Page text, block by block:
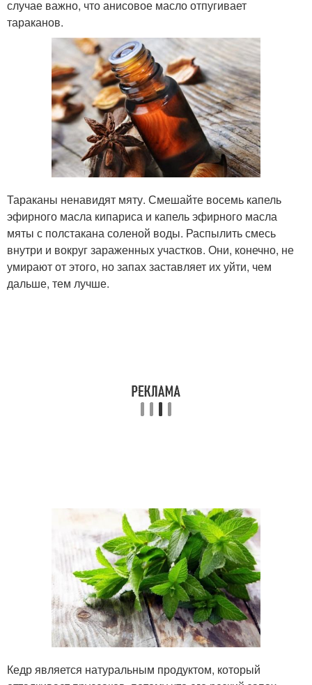
случае важно, что анисовое масло отпугивает
тараканов.
Тараканы ненавидят мяту. Смешайте восемь капель
эфирного масла кипариса и капель эфирного масла
мяты с полстакана соленой воды. Распылить смесь
внутри и вокруг зараженных участков. Они, конечно, не
умирают от этого, но запах заставляет их уйти, чем
дальше, тем лучше.
Кедр является натуральным продуктом, который